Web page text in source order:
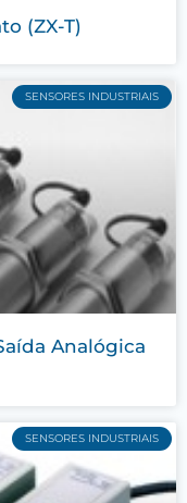
(ZX-T)
SENSORES INDUSTRIAIS
Analógica
SENSORES INDUSTRIAIS